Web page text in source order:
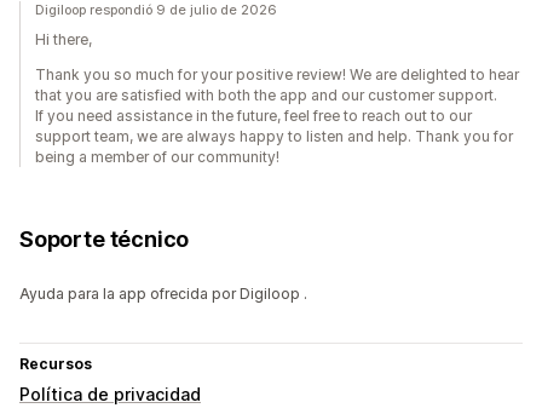
Digiloop respondió 9 de julio de 2026
Hi there,
Thank you so much for your positive review! We are delighted to hear
that you are satisfied with both the app and our customer support.
If you need assistance in the future, feel free to reach out to our
support team, we are always happy to listen and help. Thank you for
being a member of our community!
Soporte técnico
Ayuda para la app ofrecida por Digiloop .
Recursos
Política de privacidad